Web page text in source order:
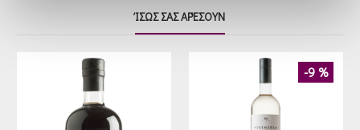
ΊΣΩΣ ΣΑΣ ΑΡΈΣΟΥΝ
-9 %